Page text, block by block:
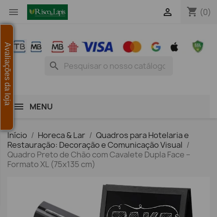
 shopping_cart (0)

search
MENU
Início Horeca & Lar
Quadros para Hotelaria e
Restauração: Decoração e Comunicação Visual
Quadro Preto de Chão com Cavalete Dupla Face –
Formato XL (75x135 cm)
Avaliações da loja